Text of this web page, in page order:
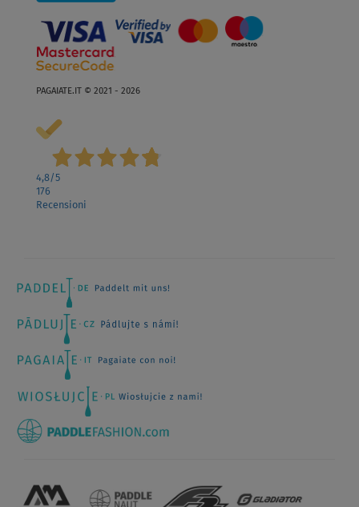
PAGAIATE.IT © 2021 - 2026
4,8/5
176
Recensioni